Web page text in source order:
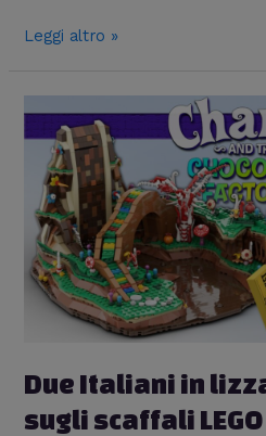
Leggi altro »
Due Italiani in
sugli scaffali LEGO
Italiani
lizza
per
un
posto
sugli
scaffali
LEGO